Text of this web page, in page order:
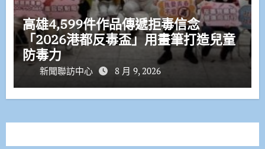
高雄4,599件作品傳遞拒毒信念
「2026港都反毒盃」用畫筆打造兒童
防毒力
新聞聯訪中心 8 月 9, 2026